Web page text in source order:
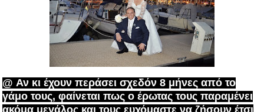
@Αν κι έχουν περάσει σχεδόν 8 μήνες από το
γάμο τους, φαίνεται πως ο έρωτας τους παραμένει
ακόμα μεγάλος και τους ευχόμαστε να ζήσουν έτσι